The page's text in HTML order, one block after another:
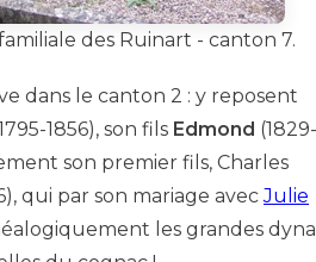
des Ruinart - canton 7.
dans le canton 2 : y reposent
1856), son fils Edmond
son premier fils, Charles
qui par son mariage avecJulie
les grandes